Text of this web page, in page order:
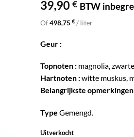
39,90 € BTW
Of498,75 € / liter
Geur :
Topnoten : magnolia,
Hartnoten :witte muskus,
Belangrijkste
Type Gemengd.
Uitverkocht